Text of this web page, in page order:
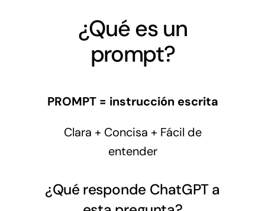
¿Qué es un
prompt?
PROMPT = instrucción escrita
Clara + Concisa + Fácil de
entender
¿Qué responde ChatGPT a